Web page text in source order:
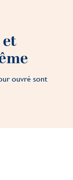
ouvré sont